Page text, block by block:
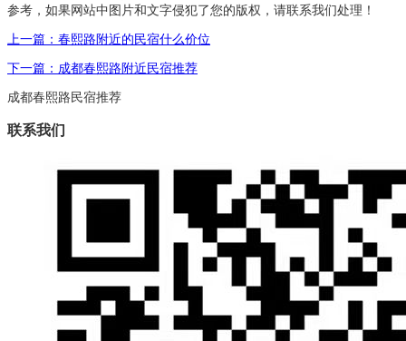
参考，如果网站中图片和文字侵犯了您的版权，请联系我们处理！
上一篇：春熙路附近的民宿什么价位
下一篇：成都春熙路附近民宿推荐
成都春熙路民宿推荐
联系我们